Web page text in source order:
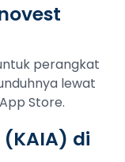
perangkat
lewat
Store.
di